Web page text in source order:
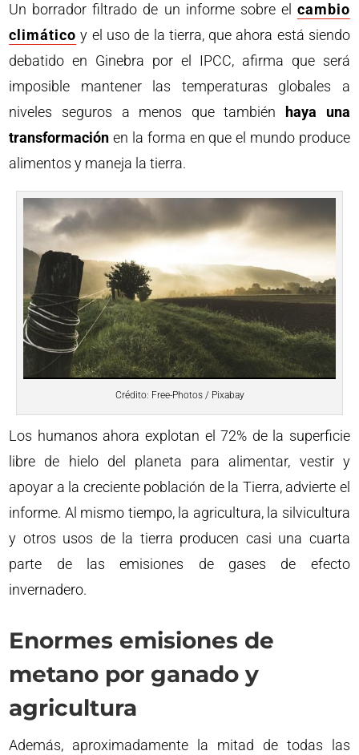
Un borrador filtrado de un informe sobre el cambio
climático y el uso de la tierra, que ahora está siendo
debatido en Ginebra por el IPCC, afirma que será
imposible mantener las temperaturas globales a
niveles seguros a menos que también
haya una
transformación en la forma en que el mundo produce
alimentos y maneja la tierra.
Crédito: Free-Photos / Pixabay
Los humanos ahora explotan el 72% de la superficie
libre de hielo del planeta para alimentar, vestir y
apoyar a la creciente población de la Tierra, advierte el
informe. Al mismo tiempo, la agricultura, la silvicultura
y otros usos de la tierra producen casi una cuarta
parte de las emisiones de gases de efecto
invernadero.
Enormes emisiones de
metano por ganado y
agricultura
Además, aproximadamente la mitad de todas las